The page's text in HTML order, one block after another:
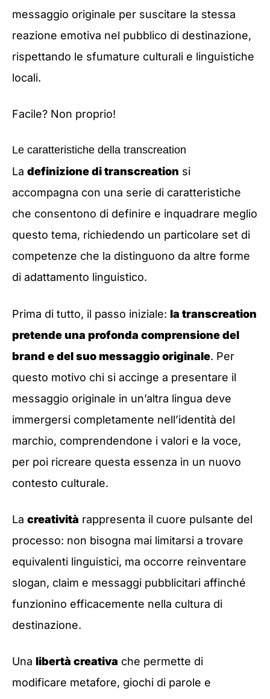
messaggio originale per suscitare la stessa
reazione emotiva nel pubblico di destinazione,
rispettando le sfumature culturali e linguistiche
locali.
Facile? Non proprio!
Le caratteristiche della transcreation
La definizione di transcreation si
accompagna con una serie di caratteristiche
che consentono di definire e inquadrare meglio
questo tema, richiedendo un particolare set di
competenze che la distinguono da altre forme
di adattamento linguistico.
Prima di tutto, il passo iniziale: la transcreation
pretende una profonda comprensione del
brand e del suo messaggio originale. Per
questo motivo chi si accinge a presentare il
messaggio originale in un’altra lingua deve
immergersi completamente nell’identità del
marchio, comprendendone i valori e la voce,
per poi ricreare questa essenza in un nuovo
contesto culturale.
La creatività rappresenta il cuore pulsante del
processo: non bisogna mai limitarsi a trovare
equivalenti linguistici, ma occorre reinventare
slogan, claim e messaggi pubblicitari affinché
funzionino efficacemente nella cultura di
destinazione.
Una libertà creativa che permette di
modificare metafore, giochi di parole e